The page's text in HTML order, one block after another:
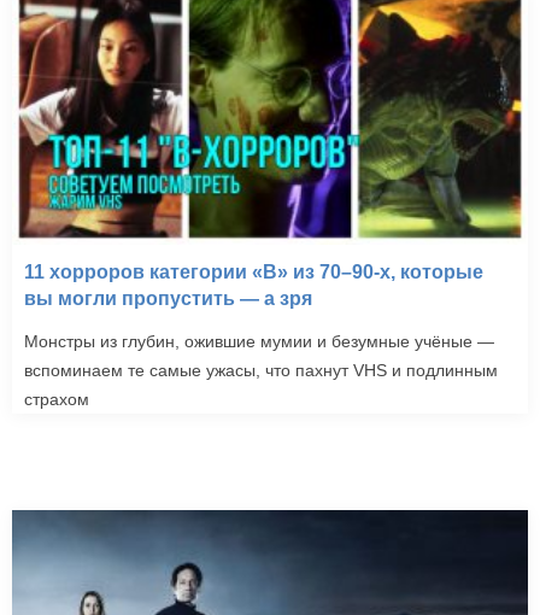
11 хорроров категории «B» из 70–90-х, которые
вы могли пропустить — а зря
Монстры из глубин, ожившие мумии и безумные учёные —
вспоминаем те самые ужасы, что пахнут VHS и подлинным
страхом